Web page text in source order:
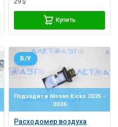
Купить
Подходит к Nissan Kicks 2025 -
2026
Расходомер воздуха
Б/У